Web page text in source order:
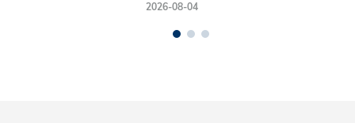
2026-08-04